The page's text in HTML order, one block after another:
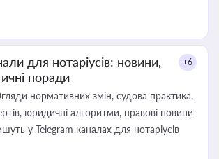
для нотаріусів: новини,
поради
+6
нормативних змін, судова практика,
юридичні алгоритми, правові новини
у Telegram каналах для нотаріусів